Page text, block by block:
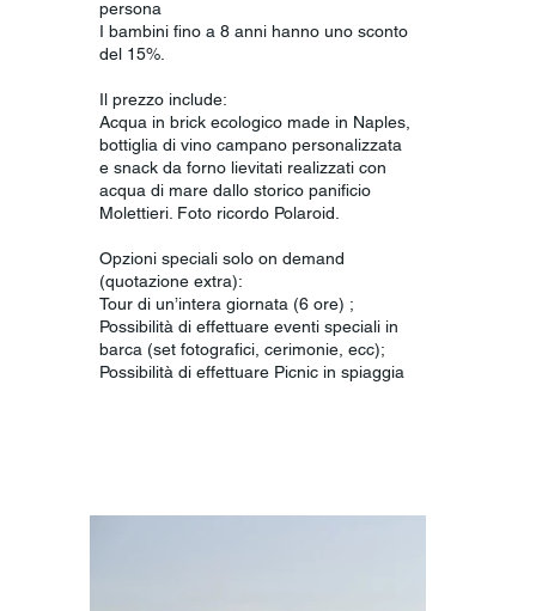
persona
I bambini fino a 8 anni hanno uno sconto
del 15%.
Il prezzo include:
Acqua in brick ecologico made in Naples,
bottiglia di vino campano personalizzata
e snack da forno lievitati realizzati con
acqua di mare dallo storico panificio
Molettieri. Foto ricordo Polaroid.
Opzioni speciali solo on demand
(quotazione extra):
Tour di un’intera giornata (6 ore) ;
Possibilità di effettuare eventi speciali in
barca (set fotografici, cerimonie, ecc);
Possibilità di effettuare Picnic in spiaggia